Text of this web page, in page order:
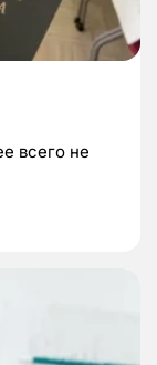
всего не